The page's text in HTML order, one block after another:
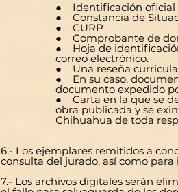
● Identificación oficial
● Constancia de
● CURP
● Comprobante de
● Hoja de
correo electrónico.
● Una reseña
● En su caso,
documento expedido
● Carta en la que se
obra publicada y se
Chihuahua de toda
6.- Los ejemplares remitidos a
consulta del jurado, así como
7.- Los archivos digitales serán